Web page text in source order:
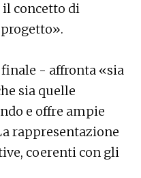
concetto di
- affronta «sia
sia quelle
e offre ampie
rappresentazione
coerenti con gli